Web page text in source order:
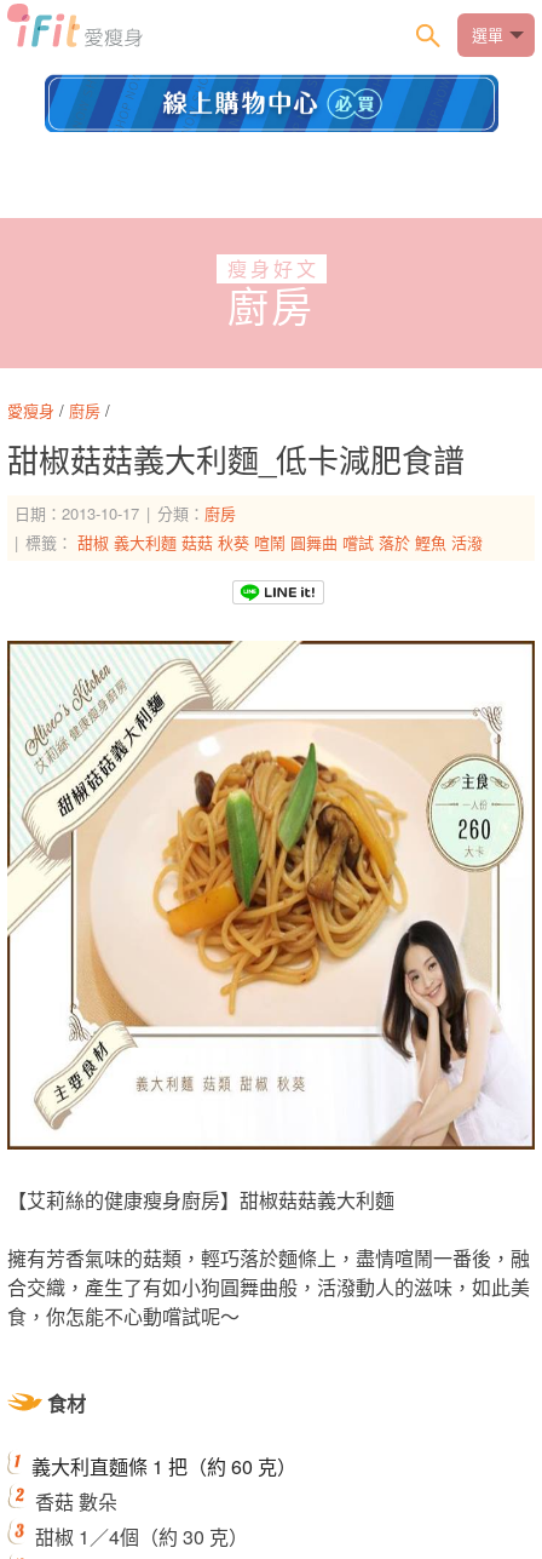
選單
瘦身好文
廚房
愛瘦身 / 廚房 /
甜椒菇菇義大利麵_低卡減肥食譜
日期：2013-10-17 分類： 廚房
標籤： 甜椒 義大利麵 菇菇 秋葵 喧鬧 圓舞曲 嚐試 落於 鰹魚 活潑
【艾莉絲的健康瘦身廚房】甜椒菇菇義大利麵
擁有芳香氣味的菇類，輕巧落於麵條上，盡情喧鬧一番後，融
合交織，產生了有如小狗圓舞曲般，活潑動人的滋味，如此美
食，你怎能不心動嚐試呢～
食材
義大利直麵條 1 把（約 60 克）
香菇 數朵
甜椒 1／4個（約 30 克）